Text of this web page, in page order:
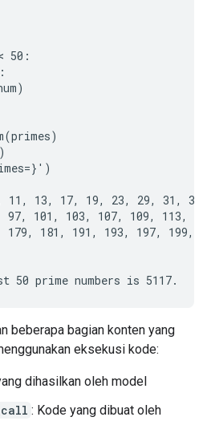
50:
11, 13, 17, 19, 23, 29, 31,
101, 103, 107, 109, 113,
179, 181, 191, 193, 197, 199,
beberapa bagian konten yang
eksekusi kode:
dihasilkan oleh model
: Kode yang dibuat oleh